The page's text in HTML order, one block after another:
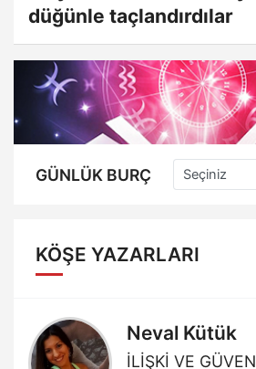
düğünle taçlandırdılar
GÜNLÜK BURÇ
KÖŞE YAZARLARI
Neval Kütük
İLİŞKİ VE GÜVEN